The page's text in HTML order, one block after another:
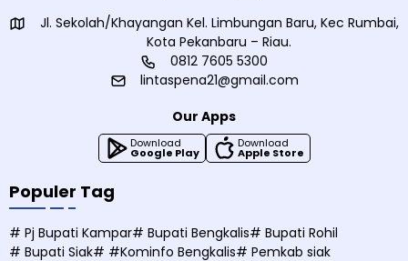
Jl. Sekolah/Khayangan Kel. Limbungan Baru, Kec Rumbai,
Kota Pekanbaru – Riau.
0812 7605 5300
lintaspena21@gmail.com
Our Apps
Download
Google Play
Download
Apple Store
Populer Tag
# Pj Bupati Kampar# Bupati Bengkalis# Bupati Rohil
# Bupati Siak# #Kominfo Bengkalis# Pemkab siak